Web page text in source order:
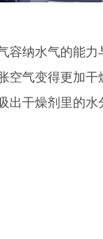
容纳水气的能
空气变得更加
出干燥剂里的